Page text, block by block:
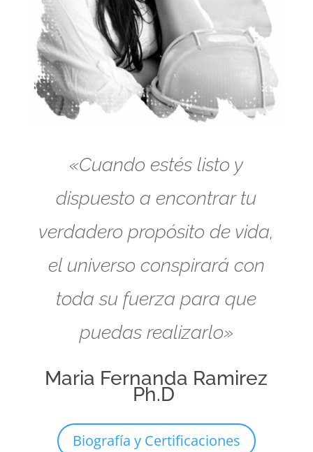
«Cuando estés listo y
dispuesto a encontrar tu
verdadero propósito de vida,
el universo conspirará con
toda su fuerza para que
puedas realizarlo»
Maria Fernanda Ramirez
Ph.D
Biografía y Certificaciones